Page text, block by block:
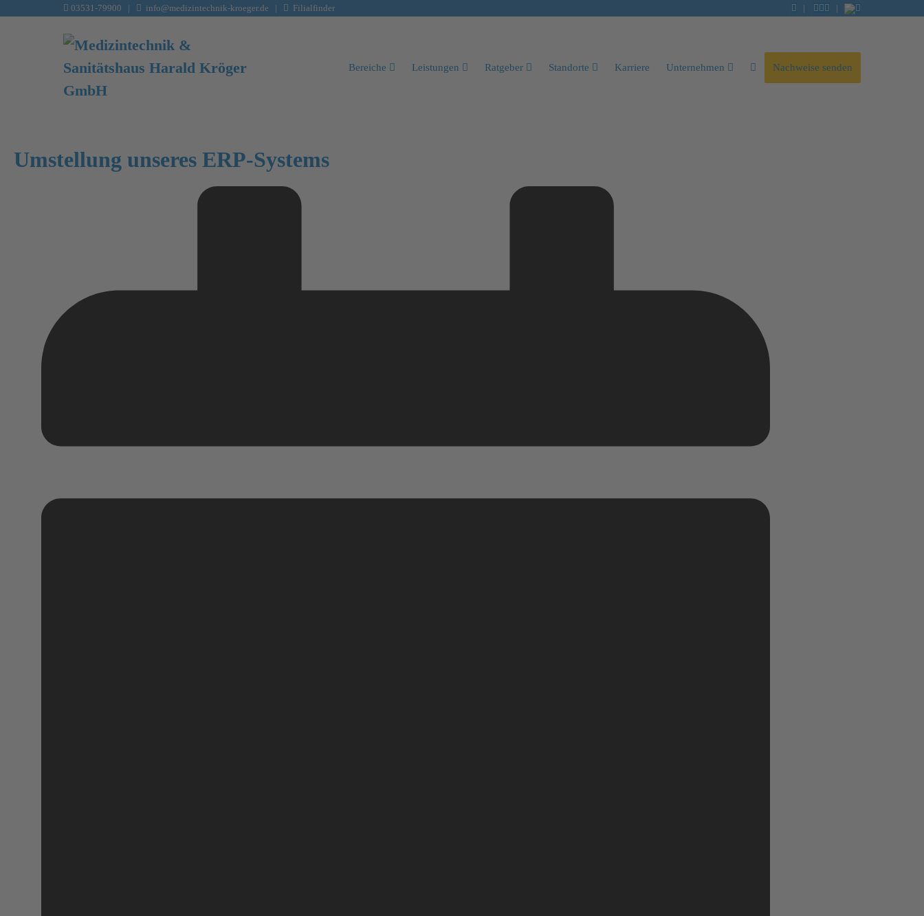
03531-79900 | info@medizintechnik-kroeger.de | Filialfinder | |
Bereiche Leistungen Ratgeber Standorte Karriere Unternehmen Nachweise senden
Um­stellung unseres ERP-Systems